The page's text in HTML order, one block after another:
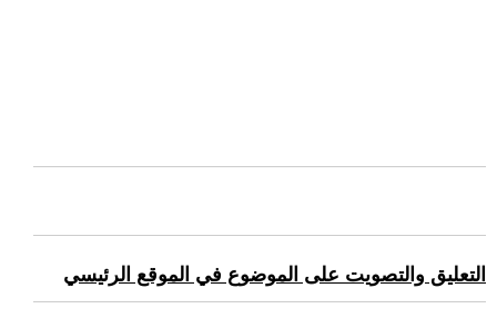
التعليق والتصويت على الموضوع في الموقع الرئيسي